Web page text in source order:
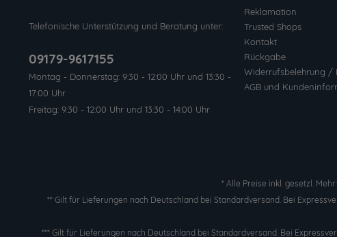
Telefonische Unterstützung und Beratung unter:
09179-9617155
Montag - Donnerstag: 9:30 - 12:00 Uhr und 13:30 -
17:00 Uhr
Freitag: 9:30 - 12:00 Uhr und 13:30 - 14:00 Uhr
Reklamation
Trusted Shops
Kontakt
Rückgabe
Widerrufsbelehrung /
AGB und
* Alle Preise inkl. gesetzl.
** Gilt für Lieferungen nach Deutschland bei Standardversand. Bei
*** Gilt für Lieferungen nach Deutschland bei Standardversand. Bei